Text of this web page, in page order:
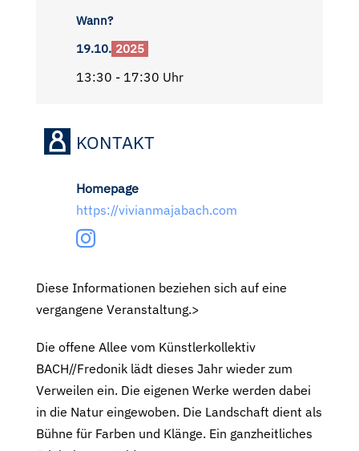
Wann?
19.10. 2025
13:30 - 17:30 Uhr
KONTAKT
Homepage
https://vivianmajabach.com
Diese Informationen beziehen sich auf eine
vergangene Veranstaltung.>
Die offene Allee vom Künstlerkollektiv
BACH//Fredonik lädt dieses Jahr wieder zum
Verweilen ein. Die eigenen Werke werden dabei
in die Natur eingewoben. Die Landschaft dient als
Bühne für Farben und Klänge. Ein ganzheitliches